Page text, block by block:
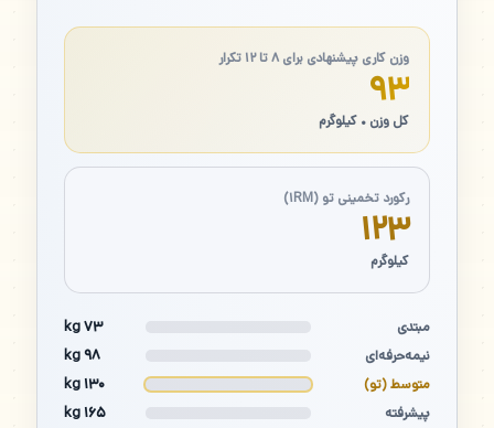
وزن کاری پیشنهادی برای ۸ تا ۱۲ تکرار
۹۳
کل وزن • کیلوگرم
رکورد تخمینی تو (۱RM)
۱۲۳
کیلوگرم
مبتدی ۷۳ kg
نیمه‌حرفه‌ای ۹۸ kg
متوسط (تو) ۱۳۰ kg
پیشرفته ۱۶۵ kg